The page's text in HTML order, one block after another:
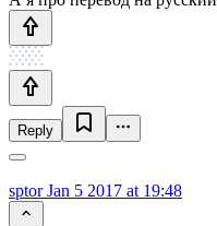
Reply
sptorJan 5 2017 at 19:48